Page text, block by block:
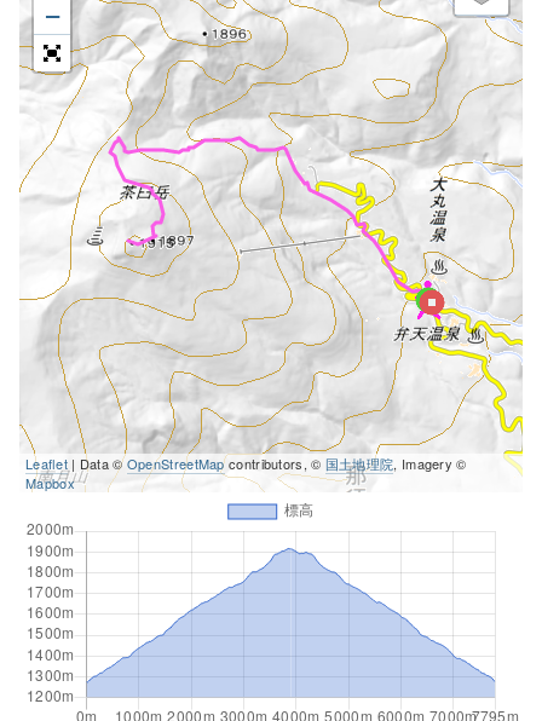
−
Leaflet| Data ©OpenStreetMapcontributors, © 国土地理院, Imagery ©
Mapbox